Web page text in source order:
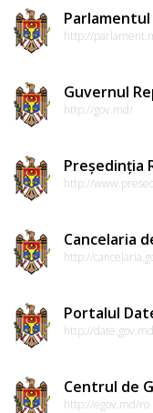
http://
Guvernul
http://gov.md/
Președinția
http://
Cancelaria
http://
Portalul
http://
Centrul de
http://egov.md/ro